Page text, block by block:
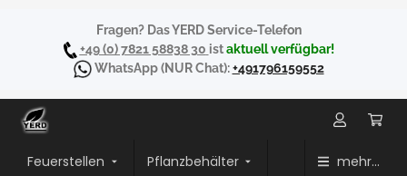
Fragen? Das YERD Service-Telefon
+49 (0) 7821 58838 30 istaktuell verfügbar!
WhatsApp(NUR Chat):+491796159552
Feuerstellen Pflanzbehälter mehr...